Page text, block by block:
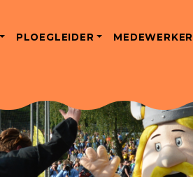
PLOEGLEIDER MEDEWERKER